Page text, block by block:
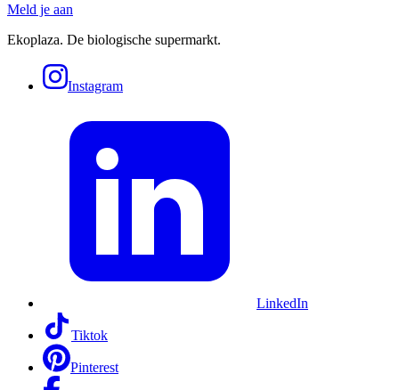
Meld je aan
Ekoplaza. De biologische supermarkt.
Instagram
LinkedIn
Tiktok
Pinterest